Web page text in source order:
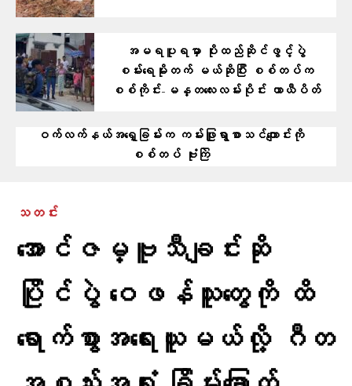
အမရပူရမှာ ပိုးထည်ဆိုင်ဖွင့်ပွဲ
စမ်းရေမိုးတက် မယ်ဆိုပြီး စစ်တပ်က
စစ်ကိုင်း-မန္တလေးလမ်းပိုင်း ယာယီပိတ်
ဝက်လက်နယ်အရှေ့ခြမ်းက ကမ်းဖြူရွာစာသင်ကျောင်းကို
စစ်တပ် ဗုံးကြဲ
သတင်း
အောင်ဇမ္ဗူသီချင်းဆို
ပြိုင်ပွဲ ဝေဖန်သူတွေကို ထိ
ရောက်စွာအရေးယူမယ်လို့ ဂီတ